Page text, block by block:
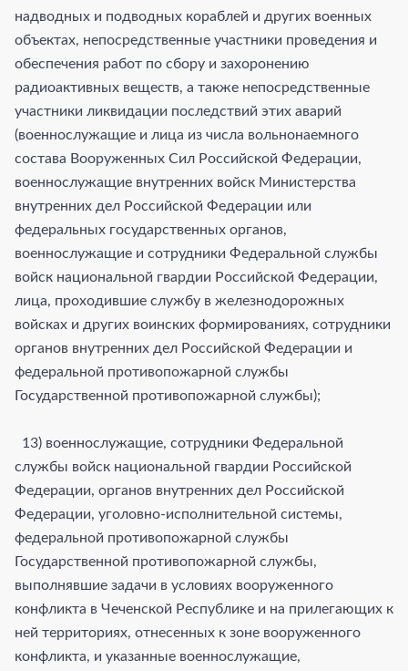
надводных и подводных кораблей и других военных
объектах, непосредственные участники проведения и
обеспечения работ по сбору и захоронению
радиоактивных веществ, а также непосредственные
участники ликвидации последствий этих аварий
(военнослужащие и лица из числа вольнонаемного
состава Вооруженных Сил Российской Федерации,
военнослужащие внутренних войск Министерства
внутренних дел Российской Федерации или
федеральных государственных органов,
военнослужащие и сотрудники Федеральной службы
войск национальной гвардии Российской Федерации,
лица, проходившие службу в железнодорожных
войсках и других воинских формированиях, сотрудники
органов внутренних дел Российской Федерации и
федеральной противопожарной службы
Государственной противопожарной службы);
13) военнослужащие, сотрудники Федеральной
службы войск национальной гвардии Российской
Федерации, органов внутренних дел Российской
Федерации, уголовно-исполнительной системы,
федеральной противопожарной службы
Государственной противопожарной службы,
выполнявшие задачи в условиях вооруженного
конфликта в Чеченской Республике и на прилегающих к
ней территориях, отнесенных к зоне вооруженного
конфликта, и указанные военнослужащие,